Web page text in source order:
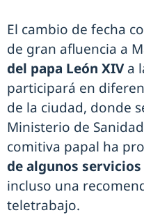
El cambio de fecha
de gran afluencia a
del papa León XIVa
participará en
de la ciudad, donde
Ministerio de
comitiva papal ha
de algunos
incluso una
teletrabajo.